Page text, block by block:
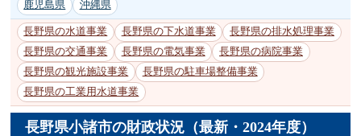
鹿児島県
沖縄県
長野県の水道事業 長野県の下水道事業
長野県の排水処理事業
長野県の交通事業
長野県の電気事業
長野県の病院事業
長野県の観光施設事業
長野県の駐車場整備事業
長野県の工業用水道事業
長野県小諸市の財政状況（最新・2024年度）